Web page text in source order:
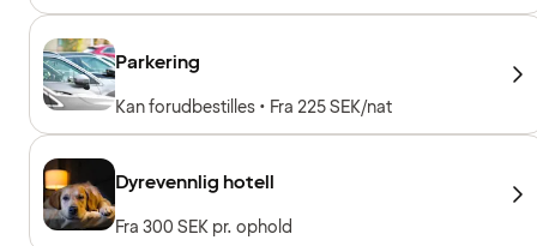
Parkering
Kan forudbestilles • Fra 225 SEK/nat
Dyrevennlig hotell
Fra 300 SEK pr. ophold